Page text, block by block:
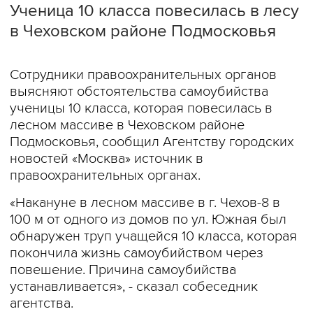
Ученица 10 класса повесилась в лесу
в Чеховском районе Подмосковья
Сотрудники правоохранительных органов
выясняют обстоятельства самоубийства
ученицы 10 класса, которая повесилась в
лесном массиве в Чеховском районе
Подмосковья, сообщил Агентству городских
новостей «Москва» источник в
правоохранительных органах.
«Накануне в лесном массиве в г. Чехов-8 в
100 м от одного из домов по ул. Южная был
обнаружен труп учащейся 10 класса, которая
покончила жизнь самоубийством через
повешение. Причина самоубийства
устанавливается», - сказал собеседник
агентства.